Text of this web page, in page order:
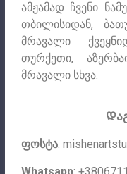
ამჟამად ჩვენი
თბილისიდან,
მრავალი
თურქეთი,
მრავალი სხვა.
ფოსტა: